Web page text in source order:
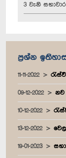
3 වැනි
ප්‍රශ්න
11-11-2022
09-12-2022 නව
10-12-2022
13-12-2022
19-01-2023